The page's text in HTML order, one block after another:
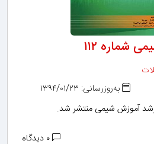
شماره ۱۱۲
به‌روزرسانی: ۱۳۹۴/۰۱/۲۳